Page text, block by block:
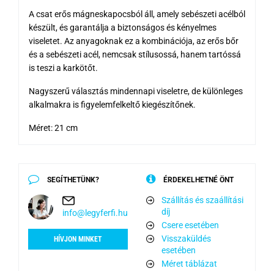
A csat erős mágneskapocsból áll, amely sebészeti acélból
készült, és garantálja a biztonságos és kényelmes
viseletet. Az anyagoknak ez a kombinációja, az erős bőr
és a sebészeti acél, nemcsak stílusossá, hanem tartóssá
is teszi a karkötőt.
Nagyszerű választás mindennapi viseletre, de különleges
alkalmakra is figyelemfelkeltő kiegészítőnek.
Méret: 21 cm
SEGÍTHETÜNK?
info@legyferfi.hu
HÍVJON MINKET
ÉRDEKELHETNÉ ÖNT
Szállítás és szaállítási
díj
Csere esetében
Visszaküldés
esetében
Méret táblázat